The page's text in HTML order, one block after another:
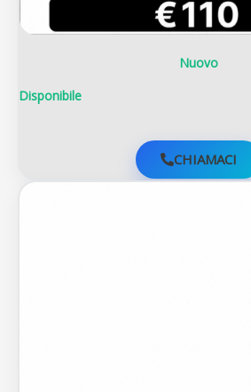
Nuovo
Disponibile
CHIAMACI